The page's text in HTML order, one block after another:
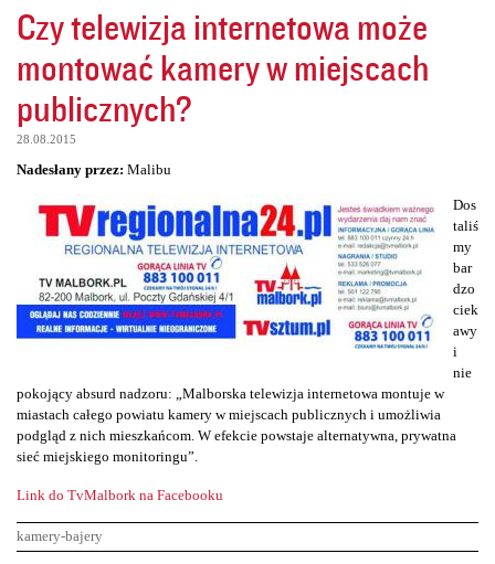
Czy telewizja internetowa może
montować kamery w miejscach
publicznych?
28.08.2015
Nadesłany przez: Malibu
Dos
taliś
my
bar
dzo
ciek
awy
i
nie
pokojący absurd nadzoru: „Malborska telewizja internetowa montuje w
miastach całego powiatu kamery w miejscach publicznych i umożliwia
podgląd z nich mieszkańcom. W efekcie powstaje alternatywna, prywatna
sieć miejskiego monitoringu”.
Link do TvMalbork na Facebooku
kamery-bajery